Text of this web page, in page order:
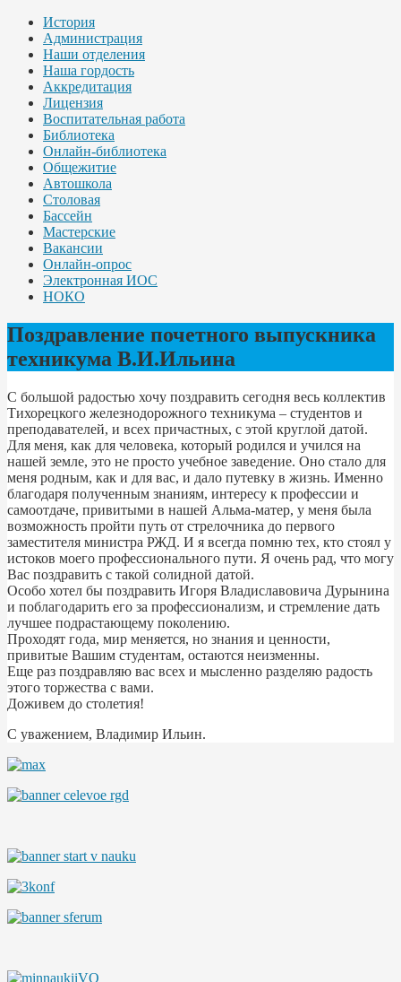
История
Администрация
Наши отделения
Наша гордость
Аккредитация
Лицензия
Воспитательная работа
Библиотека
Онлайн-библиотека
Общежитие
Автошкола
Столовая
Бассейн
Мастерские
Вакансии
Онлайн-опрос
Электронная ИОС
НОКО
Поздравление почетного выпускника
техникума В.И.Ильина
С большой радостью хочу поздравить сегодня весь коллектив
Тихорецкого железнодорожного техникума – студентов и
преподавателей, и всех причастных, с этой круглой датой.
Для меня, как для человека, который родился и учился на
нашей земле, это не просто учебное заведение. Оно стало для
меня родным, как и для вас, и дало путевку в жизнь. Именно
благодаря полученным знаниям, интересу к профессии и
самоотдаче, привитыми в нашей Альма-матер, у меня была
возможность пройти путь от стрелочника до первого
заместителя министра РЖД. И я всегда помню тех, кто стоял у
истоков моего профессионального пути. Я очень рад, что могу
Вас поздравить с такой солидной датой.
Особо хотел бы поздравить Игоря Владиславовича Дурынина
и поблагодарить его за профессионализм, и стремление дать
лучшее подрастающему поколению.
Проходят года, мир меняется, но знания и ценности,
привитые Вашим студентам, остаются неизменны.
Еще раз поздравляю вас всех и мысленно разделяю радость
этого торжества с вами.
Доживем до столетия!
С уважением, Владимир Ильин.